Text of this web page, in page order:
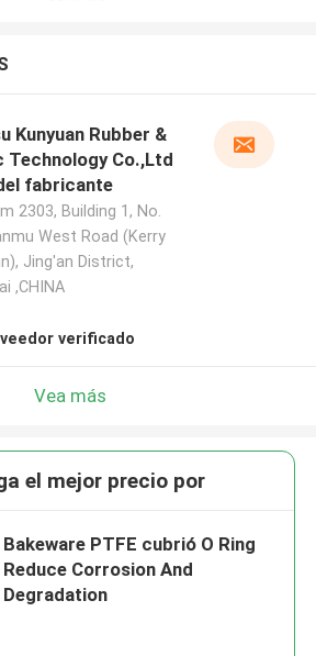
Kunyuan Rubber &
Technology Co.,Ltd
fabricante
2303, Building 1, No.
West Road (Kerry
Jing'an District,
,CHINA
verificado
Vea más
el mejor precio por
Bakeware PTFE cubrió O Ring
Reduce Corrosion And
Degradation